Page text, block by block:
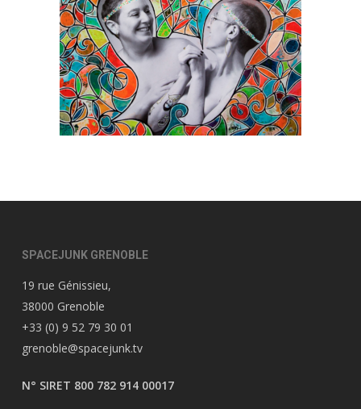
SPACEJUNK GRENOBLE
19 rue Génissieu,
38000 Grenoble
+33 (0) 9 52 79 30 01
grenoble@spacejunk.tv
N° SIRET 800 782 914 00017